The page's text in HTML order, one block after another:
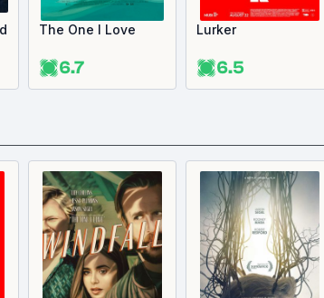
The One I Love
6.7
Lurker
6.5